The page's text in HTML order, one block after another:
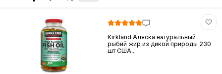
Kirkland Аляска натуральный
рыбий жир из дикой природы 230
шт США...